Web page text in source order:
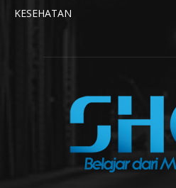
KESEHATAN